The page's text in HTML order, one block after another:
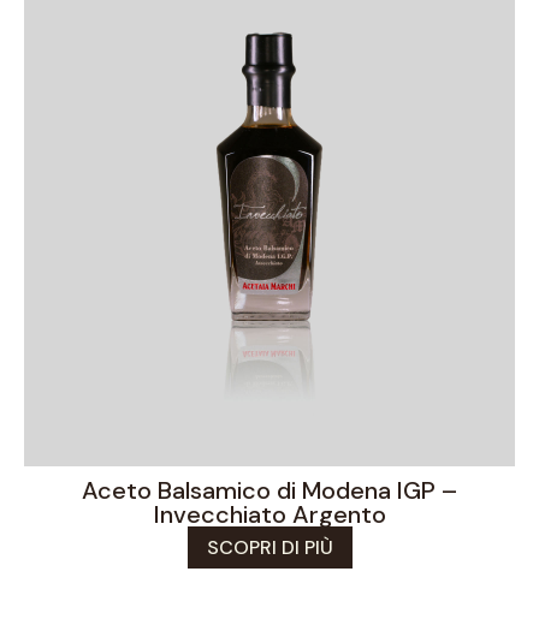
Aceto Balsamico di Modena IGP –
Invecchiato Argento
SCOPRI DI PIÙ